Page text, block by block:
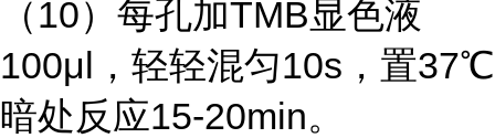
（10）每孔加TMB显色液
100μl，轻轻混匀10s，置37℃
暗处反应15-20min。